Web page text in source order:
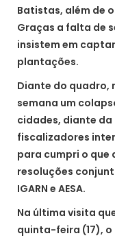
Batistas, além de
Graças a falta de
insistem em
plantações.
Diante do quadro,
semana um
cidades, diante
fiscalizadores
para cumpri o que
resoluções
IGARN e AESA.
Na última visita
quinta-feira (17),